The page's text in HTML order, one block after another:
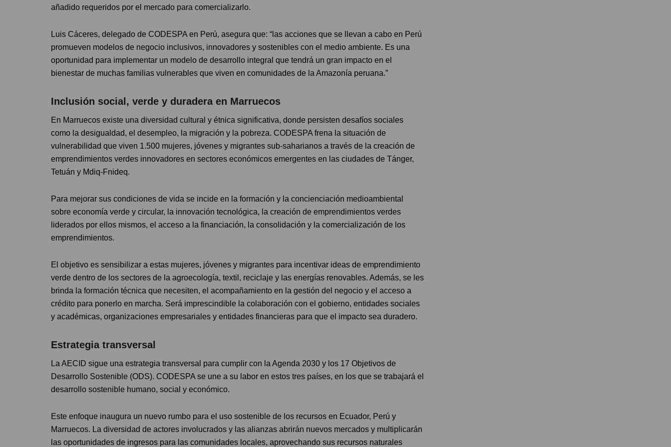
añadido requeridos por el mercado para comercializarlo.
Luis Cáceres, delegado de CODESPA en Perú, asegura que: “las acciones que se llevan a cabo en Perú
promueven modelos de negocio inclusivos, innovadores y sostenibles con el medio ambiente. Es una
oportunidad para implementar un modelo de desarrollo integral que tendrá un gran impacto en el
bienestar de muchas familias vulnerables que viven en comunidades de la Amazonía peruana.”
Inclusión social, verde y duradera en Marruecos
En Marruecos existe una diversidad cultural y étnica significativa, donde persisten desafíos sociales
como la desigualdad, el desempleo, la migración y la pobreza. CODESPA frena la situación de
vulnerabilidad que viven 1.500 mujeres, jóvenes y migrantes sub-saharianos a través de la creación de
emprendimientos verdes innovadores en sectores económicos emergentes en las ciudades de Tánger,
Tetuán y Mdiq-Fnideq.
Para mejorar sus condiciones de vida se incide en la formación y la concienciación medioambiental
sobre economía verde y circular, la innovación tecnológica, la creación de emprendimientos verdes
liderados por ellos mismos, el acceso a la financiación, la consolidación y la comercialización de los
emprendimientos.
El objetivo es sensibilizar a estas mujeres, jóvenes y migrantes para incentivar ideas de emprendimiento
verde dentro de los sectores de la agroecología, textil, reciclaje y las energías renovables. Además, se les
brinda la formación técnica que necesiten, el acompañamiento en la gestión del negocio y el acceso a
crédito para ponerlo en marcha. Será imprescindible la colaboración con el gobierno, entidades sociales
y académicas, organizaciones empresariales y entidades financieras para que el impacto sea duradero.
Estrategia transversal
La AECID sigue una estrategia transversal para cumplir con la Agenda 2030 y los 17 Objetivos de
Desarrollo Sostenible (ODS). CODESPA se une a su labor en estos tres países, en los que se trabajará el
desarrollo sostenible humano, social y económico.
Este enfoque inaugura un nuevo rumbo para el uso sostenible de los recursos en Ecuador, Perú y
Marruecos. La diversidad de actores involucrados y las alianzas abrirán nuevos mercados y multiplicarán
las oportunidades de ingresos para las comunidades locales, aprovechando sus recursos naturales